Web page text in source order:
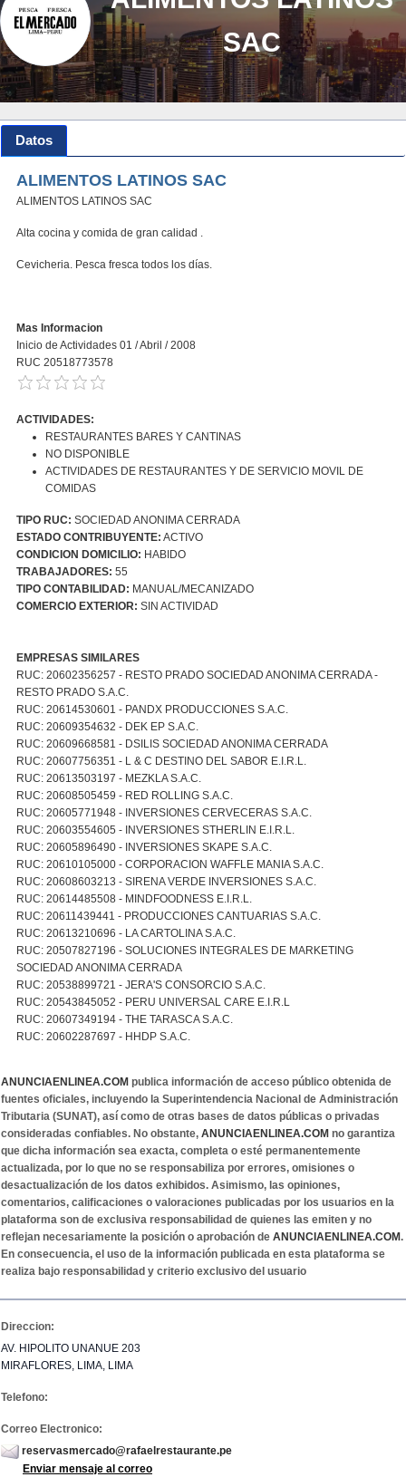
SAC
Datos
ALIMENTOS LATINOS SAC
ALIMENTOS LATINOS SAC
Alta cocina y comida de gran calidad .
Cevicheria. Pesca fresca todos los días.
Mas Informacion
Inicio de Actividades 01 / Abril / 2008
RUC 20518773578
ACTIVIDADES:
RESTAURANTES BARES Y CANTINAS
NO DISPONIBLE
ACTIVIDADES DE RESTAURANTES Y DE SERVICIO MOVIL DE
COMIDAS
TIPO RUC: SOCIEDAD ANONIMA CERRADA
ESTADO CONTRIBUYENTE: ACTIVO
CONDICION DOMICILIO: HABIDO
TRABAJADORES: 55
TIPO CONTABILIDAD: MANUAL/MECANIZADO
COMERCIO EXTERIOR: SIN ACTIVIDAD
EMPRESAS SIMILARES
RUC: 20602356257 - RESTO PRADO SOCIEDAD ANONIMA CERRADA -
RESTO PRADO S.A.C.
RUC: 20614530601 - PANDX PRODUCCIONES S.A.C.
RUC: 20609354632 - DEK EP S.A.C.
RUC: 20609668581 - DSILIS SOCIEDAD ANONIMA CERRADA
RUC: 20607756351 - L & C DESTINO DEL SABOR E.I.R.L.
RUC: 20613503197 - MEZKLA S.A.C.
RUC: 20608505459 - RED ROLLING S.A.C.
RUC: 20605771948 - INVERSIONES CERVECERAS S.A.C.
RUC: 20603554605 - INVERSIONES STHERLIN E.I.R.L.
RUC: 20605896490 - INVERSIONES SKAPE S.A.C.
RUC: 20610105000 - CORPORACION WAFFLE MANIA S.A.C.
RUC: 20608603213 - SIRENA VERDE INVERSIONES S.A.C.
RUC: 20614485508 - MINDFOODNESS E.I.R.L.
RUC: 20611439441 - PRODUCCIONES CANTUARIAS S.A.C.
RUC: 20613210696 - LA CARTOLINA S.A.C.
RUC: 20507827196 - SOLUCIONES INTEGRALES DE MARKETING
SOCIEDAD ANONIMA CERRADA
RUC: 20538899721 - JERA'S CONSORCIO S.A.C.
RUC: 20543845052 - PERU UNIVERSAL CARE E.I.R.L
RUC: 20607349194 - THE TARASCA S.A.C.
RUC: 20602287697 - HHDP S.A.C.
ANUNCIAENLINEA.COM publica información de acceso público obtenida de
fuentes oficiales, incluyendo la Superintendencia Nacional de Administración
Tributaria (SUNAT), así como de otras bases de datos públicas o privadas
consideradas confiables. No obstante, ANUNCIAENLINEA.COM no garantiza
que dicha información sea exacta, completa o esté permanentemente
actualizada, por lo que no se responsabiliza por errores, omisiones o
desactualización de los datos exhibidos. Asimismo, las opiniones,
comentarios, calificaciones o valoraciones publicadas por los usuarios en la
plataforma son de exclusiva responsabilidad de quienes las emiten y no
reflejan necesariamente la posición o aprobación de ANUNCIAENLINEA.COM.
En consecuencia, el uso de la información publicada en esta plataforma se
realiza bajo responsabilidad y criterio exclusivo del usuario
Direccion:
AV. HIPOLITO UNANUE 203
MIRAFLORES, LIMA, LIMA
Telefono:
Correo Electronico:
reservasmercado@rafaelrestaurante.pe
Enviar mensaje al correo